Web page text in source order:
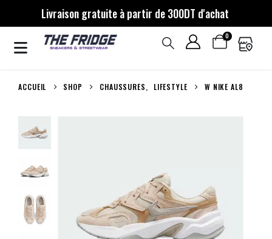
Livraison gratuite à partir de 300DT d'achat
0
ACCUEIL SHOP CHAUSSURES, LIFESTYLE W NIKE AL8